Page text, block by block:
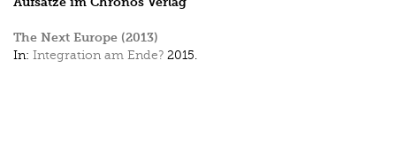
The Next Europe (2013)
In: Integration am Ende? 2015.